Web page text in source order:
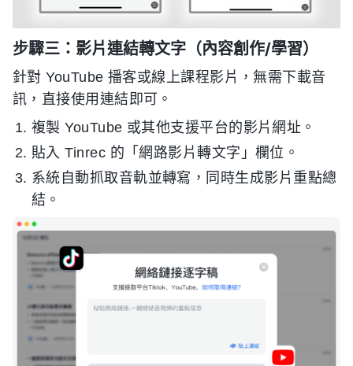
步驟三：影片連結轉文字（內容創作/學習）
針對 YouTube 播客或線上課程影片，無需下載音
訊，直接使用連結即可。
複製 YouTube 或其他支援平台的影片網址。
貼入 Tinrec 的「網路影片轉文字」欄位。
系統自動抓取音軌並轉寫，同時生成影片重點總
結。